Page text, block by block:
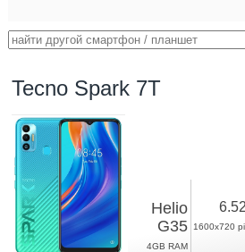
Tecno Spark 7T
Helio
G35
4GB RAM
1600x720